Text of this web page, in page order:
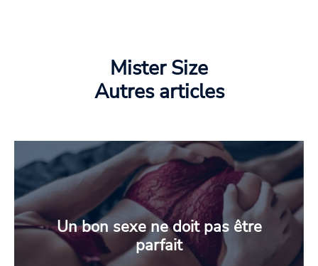
Mister Size
Autres articles
Un bon sexe ne doit pas être
parfait